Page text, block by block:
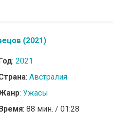
(2021)
: 2021
: Австралия
: Ужасы
: 88 мин. / 01:28